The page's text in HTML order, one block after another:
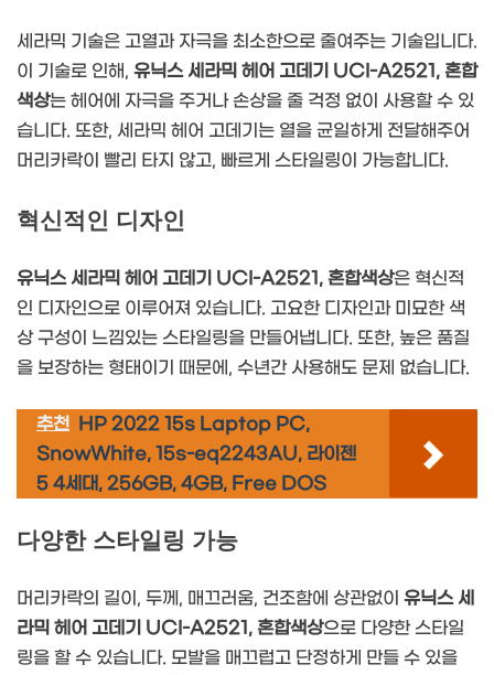
세라믹 기술은 고열과 자극을 최소한으로 줄여주는 기술입니다.
이 기술로 인해, 유닉스 세라믹 헤어 고데기 UCI-A2521, 혼합
색상는 헤어에 자극을 주거나 손상을 줄 걱정 없이 사용할 수 있
습니다. 또한, 세라믹 헤어 고데기는 열을 균일하게 전달해주어
머리카락이 빨리 타지 않고, 빠르게 스타일링이 가능합니다.
혁신적인 디자인
유닉스 세라믹 헤어 고데기 UCI-A2521, 혼합색상은 혁신적
인 디자인으로 이루어져 있습니다. 고요한 디자인과 미묘한 색
상 구성이 느낌있는 스타일링을 만들어냅니다. 또한, 높은 품질
을 보장하는 형태이기 때문에, 수년간 사용해도 문제 없습니다.
추천 HP 2022 15s Laptop PC,
SnowWhite, 15s-eq2243AU, 라이젠
5 4세대, 256GB, 4GB, Free DOS
다양한 스타일링 가능
머리카락의 길이, 두께, 매끄러움, 건조함에 상관없이 유닉스 세
라믹 헤어 고데기 UCI-A2521, 혼합색상으로 다양한 스타일
링을 할 수 있습니다. 모발을 매끄럽고 단정하게 만들 수 있을